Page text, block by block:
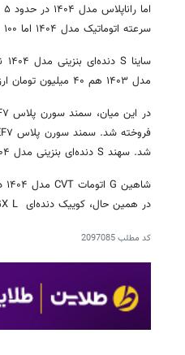
سرعته اتوماتیک مدل ۱۴۰۴ اما ۱۰۰ میلیون تومان ریزش داشت و یک میلیارد و ۶۰۰ میلیون تومان قیمت خورد.
مدل ۱۴۰۳ هم ۴۰ میلیون تومان ارزان شد و ۶۲۰ میلیون تومان قیمت خورد.
شد. سهند S دنده‌ای بنزینی مدل ۱۴۰۴ هم ۶۱۰ میلیون تومان شده است.
در همین حال، کوییک دنده‌ای GX L مدل ۱۴۰۴ در بازار ۵۲۵ میلیون تومان شده است.
کد مطلب2097085